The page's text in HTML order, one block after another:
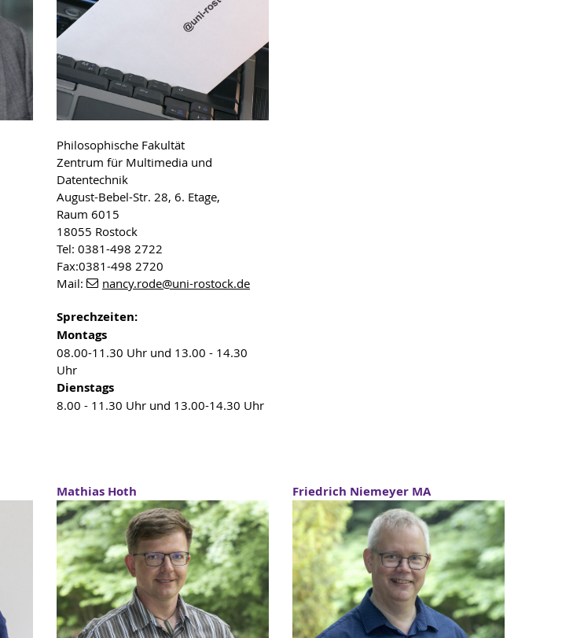
Philosophische Fakultät
Zentrum für Multimedia und
Datentechnik
August-Bebel-Str. 28, 6. Etage,
Raum 6015
18055 Rostock
Tel: 0381-498 2722
Fax:0381-498 2720
Mail:
nancy.rode@uni-rostock.de
Sprechzeiten:
Montags
08.00-11.30 Uhr und 13.00 - 14.30
Uhr
Dienstags
8.00 - 11.30 Uhr und 13.00-14.30 Uhr
Mathias Hoth Friedrich Niemeyer MA